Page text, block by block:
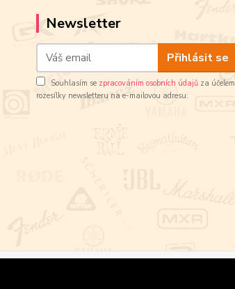
Newsletter
Přihlásit se
Souhlasím se zpracováním osobních údajů za účelem
rozesílky newsletteru na e-mailovou adresu: